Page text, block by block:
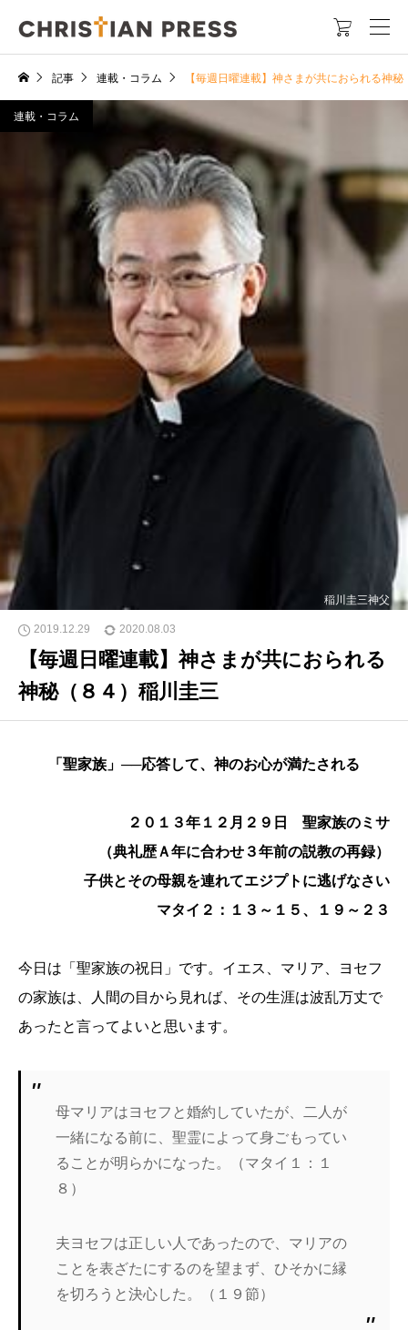

記事 連載・コラム 【毎週日曜連載】神さまが共におられる神
稲川圭三神父
連載・コラム
2019.12.29 2020.08.03
【毎週日曜連載】神さまが共におられる
神秘（８４）稲川圭三
「聖家族」──応答して、神のお心が満たされる
２０１３年１２月２９日 聖家族のミサ
（典礼歴Ａ年に合わせ３年前の説教の再録）
子供とその母親を連れてエジプトに逃げなさい
マタイ２：１３～１５、１９～２３
今日は「聖家族の祝日」です。イエス、マリア、ヨセフ
の家族は、人間の目から見れば、その生涯は波乱万丈で
あったと言ってよいと思います。
母マリアはヨセフと婚約していたが、二人が
一緒になる前に、聖霊によって身ごもってい
ることが明らかになった。（マタイ１：１
８）
夫ヨセフは正しい人であったので、マリアの
ことを表ざたにするのを望まず、ひそかに縁
を切ろうと決心した。（１９節）